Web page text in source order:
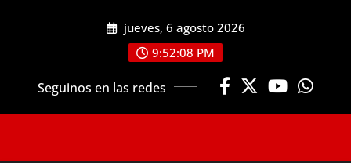
jueves, 6 agosto 2026
9:52:09 PM
Seguinos en las redes